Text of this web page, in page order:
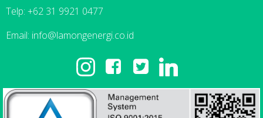
Telp: +62 31 9921 0477
Email: info@lamongenergi.co.id